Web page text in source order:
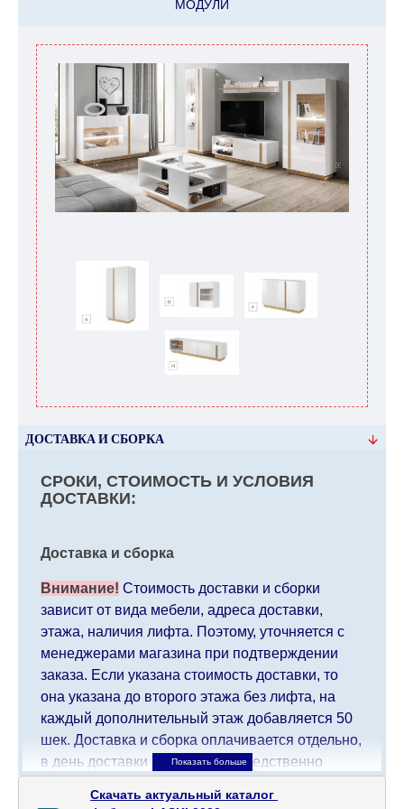
ДОСТАВКА И СБОРКА
СРОКИ, СТОИМОСТЬ И УСЛОВИЯ
ДОСТАВКИ:
Доставка и сборка
Внимание! Стоимость доставки и сборки
зависит от вида мебели, адреса доставки,
этажа, наличия лифта. Поэтому, уточняется с
менеджерами магазина при подтверждении
заказа. Если указана стоимость доставки, то
она указана до второго этажа без лифта, на
каждый дополнительный этаж добавляется 50
шек. Доставка и сборка оплачивается отдельно,
в день доставки мебели непосредственно
населенные пункты, которые находятся далеко
Скачать актуальный каталог
МОДУЛИ